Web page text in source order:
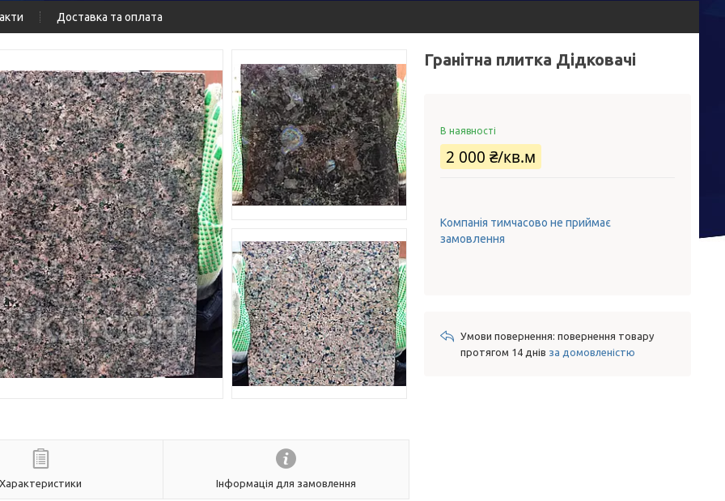
Доставка та оплата
Характеристики Інформація для замовлення
Гранітна плитка Дідковачі
В наявності
2 000 ₴/кв.м
Компанія тимчасово не приймає
замовлення
повернення товару
протягом 14 днів за домовленістю